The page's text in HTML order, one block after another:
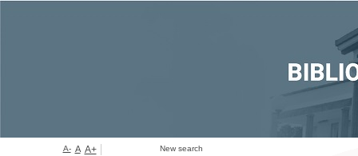
New search
A- A A+